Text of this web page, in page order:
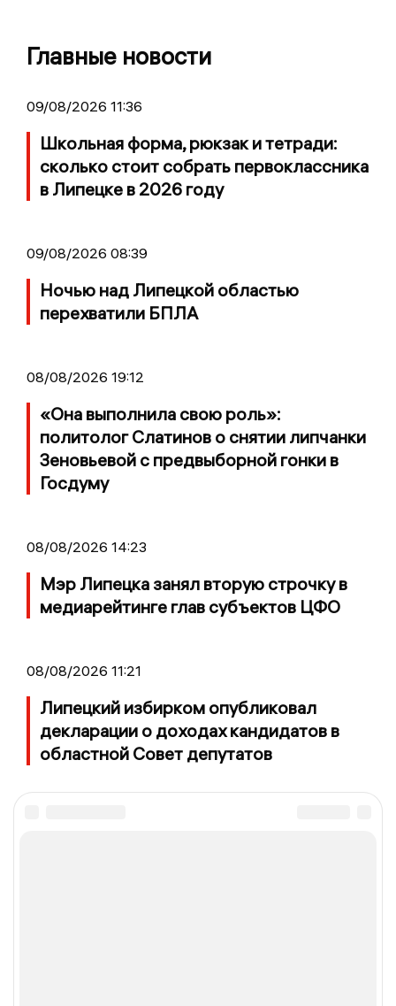
Главные новости
09/08/2026 11:36
Школьная форма, рюкзак и тетради:
сколько стоит собрать первоклассника
в Липецке в 2026 году
09/08/2026 08:39
Ночью над Липецкой областью
перехватили БПЛА
08/08/2026 19:12
«Она выполнила свою роль»:
политолог Слатинов о снятии липчанки
Зеновьевой с предвыборной гонки в
Госдуму
08/08/2026 14:23
Мэр Липецка занял вторую строчку в
медиарейтинге глав субъектов ЦФО
08/08/2026 11:21
Липецкий избирком опубликовал
декларации о доходах кандидатов в
областной Совет депутатов